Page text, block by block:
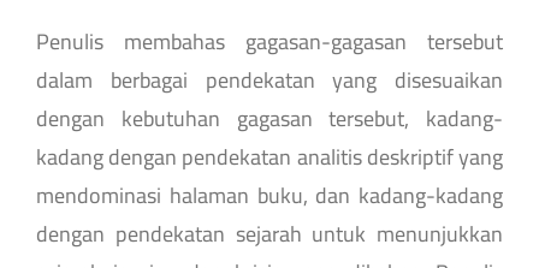
Penulis membahas gagasan-gagasan tersebut
dalam berbagai pendekatan yang disesuaikan
dengan kebutuhan gagasan tersebut, kadang-
kadang dengan pendekatan analitis deskriptif yang
mendominasi halaman buku, dan kadang-kadang
dengan pendekatan sejarah untuk menunjukkan